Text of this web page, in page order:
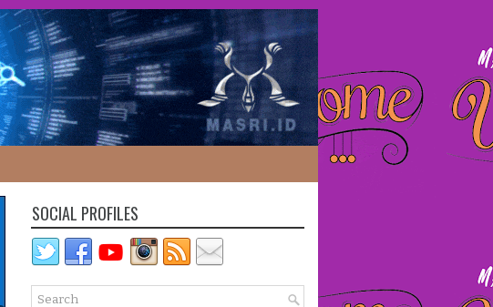
SOCIAL PROFILES